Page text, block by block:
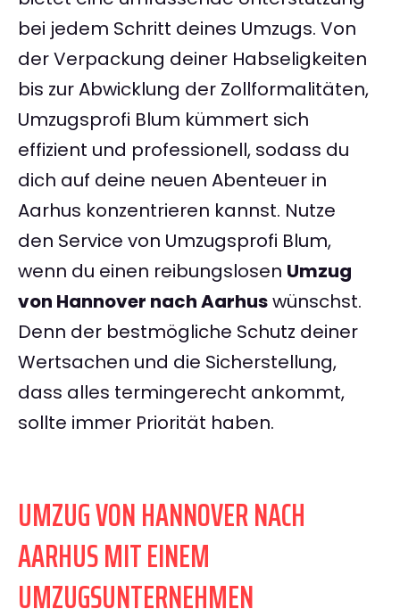
bei jedem Schritt deines Umzugs. Von
der Verpackung deiner Habseligkeiten
bis zur Abwicklung der Zollformalitäten,
Umzugsprofi Blum kümmert sich
effizient und professionell, sodass du
dich auf deine neuen Abenteuer in
Aarhus konzentrieren kannst. Nutze
den Service von Umzugsprofi Blum,
wenn du einen reibungslosen Umzug
von Hannover nach Aarhuswünschst.
Denn der bestmögliche Schutz deiner
Wertsachen und die Sicherstellung,
dass alles termingerecht ankommt,
sollte immer Priorität haben.
UMZUG VON HANNOVER NACH
AARHUS MIT EINEM
UMZUGSUNTERNEHMEN